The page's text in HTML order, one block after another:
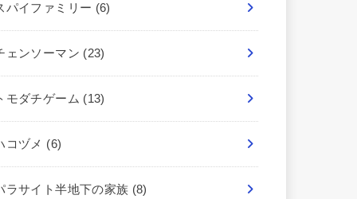
パイファミリー (6)
ェンソーマン (23)
モダチゲーム (13)
コヅメ (6)
ラサイト半地下の家族 (8)